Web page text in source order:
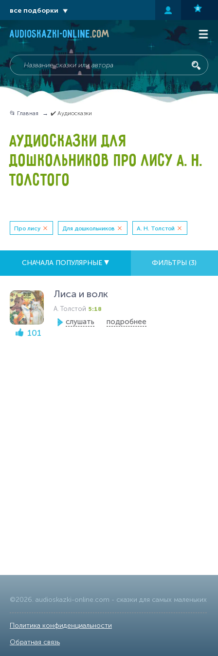
audioskazki-online.com
📂 Главная ✔️ Аудиосказки
АУДИОСКАЗКИ ДЛЯ
ДОШКОЛЬНИКОВ ПРО ЛИСУ А. Н.
ТОЛСТОГО
Про лису Для дошкольников А. Н. Толстой
СНАЧАЛА ПОПУЛЯРНЫЕ ФИЛЬТРЫ (3)
101
Лиса и волк
А. Толстой 5:18
слушать подробнее
©2026. audioskazki-online.com - сказки для самых маленьких
Политика конфиденциальности
Обратная связь
все подборки